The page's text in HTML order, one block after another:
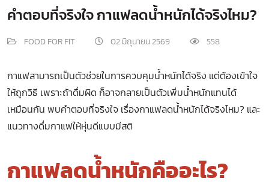
คำตอบที่จริงใจ กาแฟลดน้ำหนักได้จริงไหม?
FOOD FOR FIT 02 มิถุนายน 2569 558
กาแฟสามารถเป็นตัวช่วยในการควบคุมน้ำหนักได้จริง แต่ต้องเข้าใจ
ให้ถูกวิธี เพราะถ้าดื่มผิด ก็อาจกลายเป็นตัวเพิ่มน้ำหนักแทนได้
เหมือนกัน พบคำตอบที่จริงใจ เรื่องกาแฟลดน้ำหนักได้จริงไหม? และ
แนวทางดื่มกาแฟให้หุ่นดีแบบมีสติ
กาแฟลดน้ำหนักคืออะไร?